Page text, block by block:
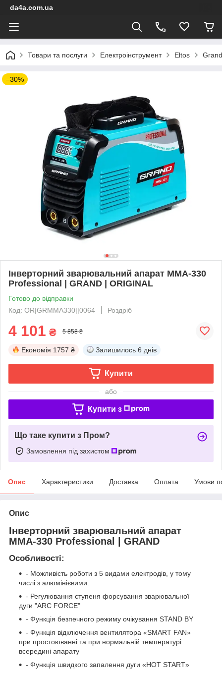
da4a.com.ua
Товари та послуги Електроінструмент Eltos
–30%
Інверторний зварювальний апарат ММА-330
Professional | GRAND | ORIGINAL
Готово до відправки
Код: OR|GRMMA330||0064
Роздріб
4 101 ₴ 5 858 ₴
Економія 1757 ₴ Залишилось 6 днів
Купити
або
Купити з
Що таке купити з Пром?
Замовлення під захистом
Опис Характеристики Доставка Оплата Умови
Опис
Інверторний зварювальний апарат
ММА-330 Professional | GRAND
Особливості:
- Можливість роботи з 5 видами електродів, у тому
числі з алюмінієвими.
- Регулювання ступеня форсування зварювальної
дуги "ARC FORCE"
- Функція безпечного режиму очікування STAND BY
- Функція відключення вентилятора «SMART FAN»
при простоюванні та при нормальній температурі
всередині апарату
- Функція швидкого запалення дуги «HOT START»